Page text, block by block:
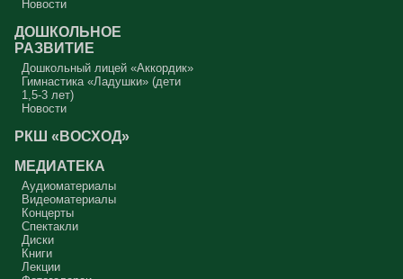
Новости
ДОШКОЛЬНОЕ
РАЗВИТИЕ
Дошкольный лицей «Аккордик»
Гимнастика «Ладушки» (дети
1,5-3 лет)
Новости
РКШ «ВОСХОД»
МЕДИАТЕКА
Аудиоматериалы
Видеоматериалы
Концерты
Спектакли
Диски
Книги
Лекции